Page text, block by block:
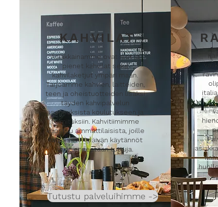
KAHVILAT
Asiakkainamme ovat isot ja
pienet kahvilat sekä
kahvilaketjut ympäri maan.
Tarjoamme kahvien, laitteiden,
teen ja oheistuotteiden lisäksi
täyden kahvipalvelun
asennuksista koulutukseen ja
toimituksiin. Kahvitiimimme
koostuu ammattilaisista, joille
kahvilan arkipäivän käytännöt
ovat ennestään tuttuja.
Tutustu palveluihimme ->